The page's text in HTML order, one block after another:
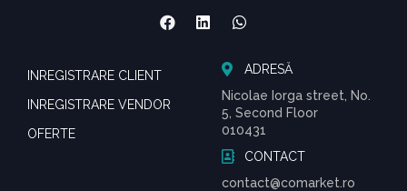
INREGISTRARE CLIENT
INREGISTRARE VENDOR
OFERTE
ADRESĂ
Nicolae Iorga street, No.
5, Second Floor
010431
CONTACT
contact@comarket.ro